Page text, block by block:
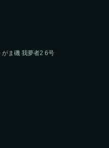
ま磯 我夢者2 6号